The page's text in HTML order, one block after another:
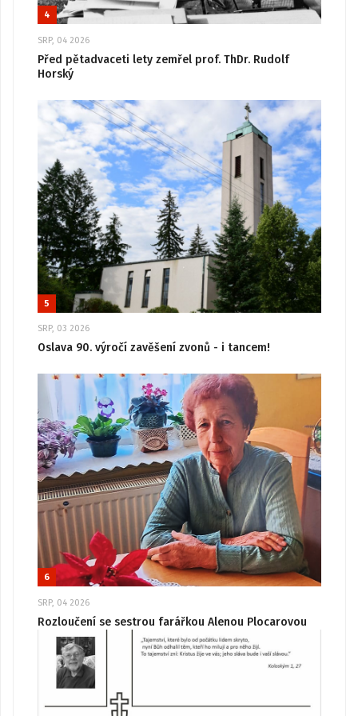
4
SRP, 04 2026
Před pětadvaceti lety zemřel prof. ThDr. Rudolf
Horský
5
SRP, 03 2026
Oslava 90. výročí zavěšení zvonů - i tancem!
6
SRP, 04 2026
Rozloučení se sestrou farářkou Alenou Plocarovou